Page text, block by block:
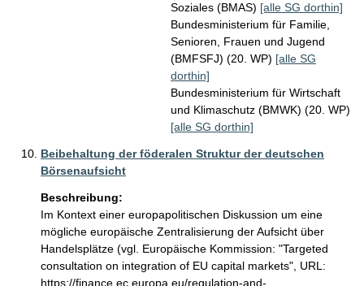
Soziales (BMAS) [alle SG dorthin]
Bundesministerium für Familie,
Senioren, Frauen und Jugend
(BMFSFJ) (20. WP) [alle SG
dorthin]
Bundesministerium für Wirtschaft
und Klimaschutz (BMWK) (20. WP)
[alle SG dorthin]
Beibehaltung der föderalen Struktur der deutschen
Börsenaufsicht
Beschreibung:
Im Kontext einer europapolitischen Diskussion um eine
mögliche europäische Zentralisierung der Aufsicht über
Handelsplätze (vgl. Europäische Kommission: "Targeted
consultation on integration of EU capital markets", URL:
https://finance.ec.europa.eu/regulation-and-